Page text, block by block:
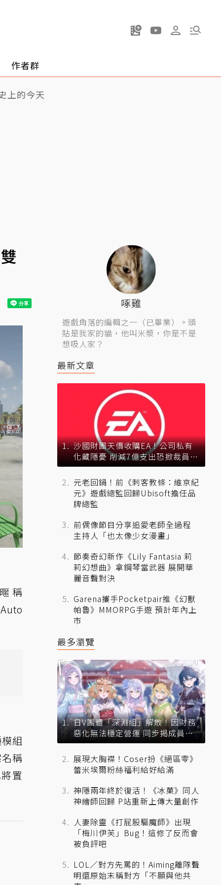
作者群
上的今天
稱
組
稱
置
啄雞
遊戲角落的編輯之一（已畢業）。頭
貼是我家的貓，他叫米漿，你是不是
想吸人家？
最新文章
沙國財團天價收購EA！公司私有
化藏隱憂 削減7億支出恐掀裁員風
暴？
元老回鍋！前《刺客教條：維京紀
元》遊戲總監回歸Ubisoft擔任品
牌總監
前偶像節目分享追愛老師全過程
主持人「也太像少女漫畫」
節奏奇幻新作《Lily Fantasia 莉
莉幻想曲》拿鋼琴當武器 展開華
麗音聲對決
Garena攜手Pocketpair推《幻獸
帕魯》MMORPG手遊 預計年內上
市
最多瀏覽
日V團體「深淵組」解散！因財務
惡化無法穩定營運 同步揭成員未
來去向
展現大胸襟！Coser扮《絕區零》
蕾米埃爾粉絲福利給好給滿
神隱兩年終於復活！《冰菓》同人
神繪師回歸 P站重新上傳大量創作
人妻除靈《打屁股驅魔師》出現
「梅川伊芙」Bug！這修了反而會
被負評吧
LOL／對方先罵的！Aiming離隊聲
明還原始末稱對方「不願與他共